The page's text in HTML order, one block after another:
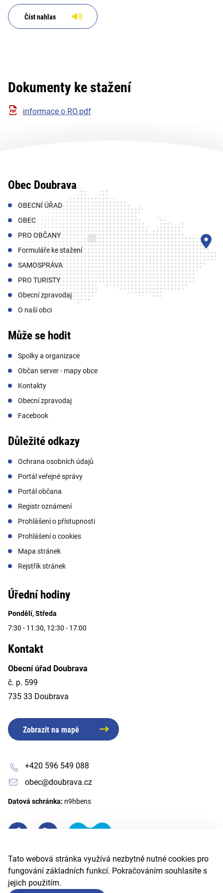
Tato webová stránka využívá nezbytně nutné cookies pro
fungování základních funkcí. Pokračováním souhlasíte s
jejich použitím.
Číst nahlas
Dokumenty ke stažení
informace o RO.pdf
Obec Doubrava
OBECNÍ ÚŘAD
OBEC
PRO OBČANY
Formuláře ke stažení
SAMOSPRÁVA
PRO TURISTY
Obecní zpravodaj
O naší obci
Může se hodit
Spolky a organizace
Občan server - mapy obce
Kontakty
Obecní zpravodaj
Facebook
Důležité odkazy
Ochrana osobních údajů
Portál veřejné správy
Portál občana
Registr oznámení
Prohlášení o přístupnosti
Prohlášení o cookies
Mapa stránek
Rejstřík stránek
Úřední hodiny
Pondělí, Středa
7:30 - 11:30, 12:30 - 17:00
Kontakt
Obecní úřad Doubrava
č. p. 599
735 33 Doubrava
Zobrazit na mapě
+420 596 549 088
obec@doubrava.cz
Datová schránka: n9hbens